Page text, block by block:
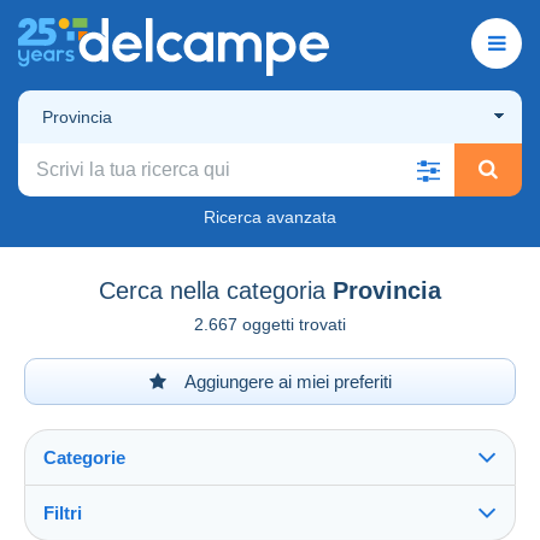
Provincia
Ricerca avanzata
Cerca nella categoria Provincia
2.667 oggetti trovati
Aggiungere ai miei preferiti
Categorie
Filtri